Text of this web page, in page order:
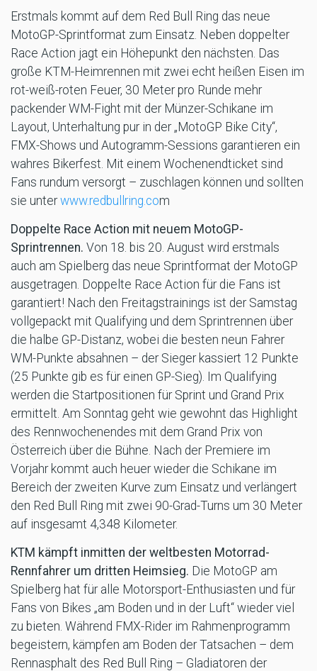
Erstmals kommt auf dem Red Bull Ring das neue
MotoGP-Sprintformat zum Einsatz. Neben doppelter
Race Action jagt ein Höhepunkt den nächsten. Das
große KTM-Heimrennen mit zwei echt heißen Eisen im
rot-weiß-roten Feuer, 30 Meter pro Runde mehr
packender WM-Fight mit der Münzer-Schikane im
Layout, Unterhaltung pur in der „MotoGP Bike City“,
FMX-Shows und Autogramm-Sessions garantieren ein
wahres Bikerfest. Mit einem Wochenendticket sind
Fans rundum versorgt – zuschlagen können und sollten
sie unterwww.redbullring.com
Doppelte Race Action mit neuem MotoGP-
Sprintrennen. Von 18. bis 20. August wird erstmals
auch am Spielberg das neue Sprintformat der MotoGP
ausgetragen. Doppelte Race Action für die Fans ist
garantiert! Nach den Freitagstrainings ist der Samstag
vollgepackt mit Qualifying und dem Sprintrennen über
die halbe GP-Distanz, wobei die besten neun Fahrer
WM-Punkte absahnen – der Sieger kassiert 12 Punkte
(25 Punkte gib es für einen GP-Sieg). Im Qualifying
werden die Startpositionen für Sprint und Grand Prix
ermittelt. Am Sonntag geht wie gewohnt das Highlight
des Rennwochenendes mit dem Grand Prix von
Österreich über die Bühne. Nach der Premiere im
Vorjahr kommt auch heuer wieder die Schikane im
Bereich der zweiten Kurve zum Einsatz und verlängert
den Red Bull Ring mit zwei 90-Grad-Turns um 30 Meter
auf insgesamt 4,348 Kilometer.
KTM kämpft inmitten der weltbesten Motorrad-
Rennfahrer um dritten Heimsieg. Die MotoGP am
Spielberg hat für alle Motorsport-Enthusiasten und für
Fans von Bikes „am Boden und in der Luft“ wieder viel
zu bieten. Während FMX-Rider im Rahmenprogramm
begeistern, kämpfen am Boden der Tatsachen – dem
Rennasphalt des Red Bull Ring – Gladiatoren der